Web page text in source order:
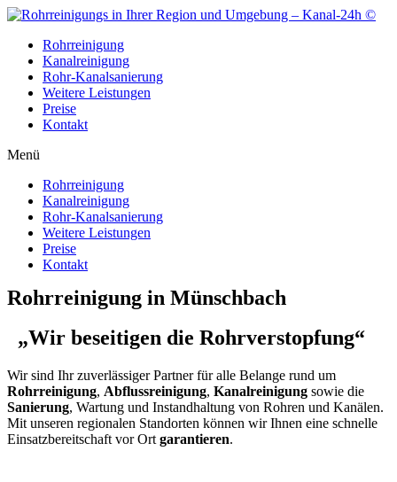
Zum
wechselnRohrreinigung
Kanalreinigung
Rohr-Kanalsanierung
Weitere Leistungen
Preise
Kontakt
Menü
Rohrreinigung
Kanalreinigung
Rohr-Kanalsanierung
Weitere Leistungen
Preise
Kontakt
Rohrreinigung in Münschbach
„Wir beseitigen die Rohrverstopfung“
Wir sind Ihr zuverlässiger Partner für alle Belange rund um
Rohrreinigung, Abflussreinigung, Kanalreinigung sowie die
Sanierung, Wartung und Instandhaltung von Rohren und Kanälen.
Mit unseren regionalen Standorten können wir Ihnen eine schnelle
Einsatzbereitschaft vor Ort garantieren.